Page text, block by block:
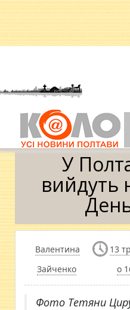
Головна » Новини »
мітинг у День гніву
У
вийдуть
Валентина
Зайченко
13
о
Фото Тетяни